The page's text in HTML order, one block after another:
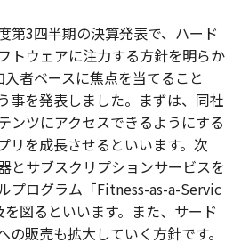
第3四半期の決算発表で、ハード
トウェアに注力する方針を明らか
者ベースに焦点を当てること
事を発表しました。まずは、同社
ンツにアクセスできるようにする
リを成長させるといいます。次
とサブスクリプションサービスを
プログラム「Fitness-as-a-Servic
図るといいます。また、サード
の販売も拡大していく方針です。